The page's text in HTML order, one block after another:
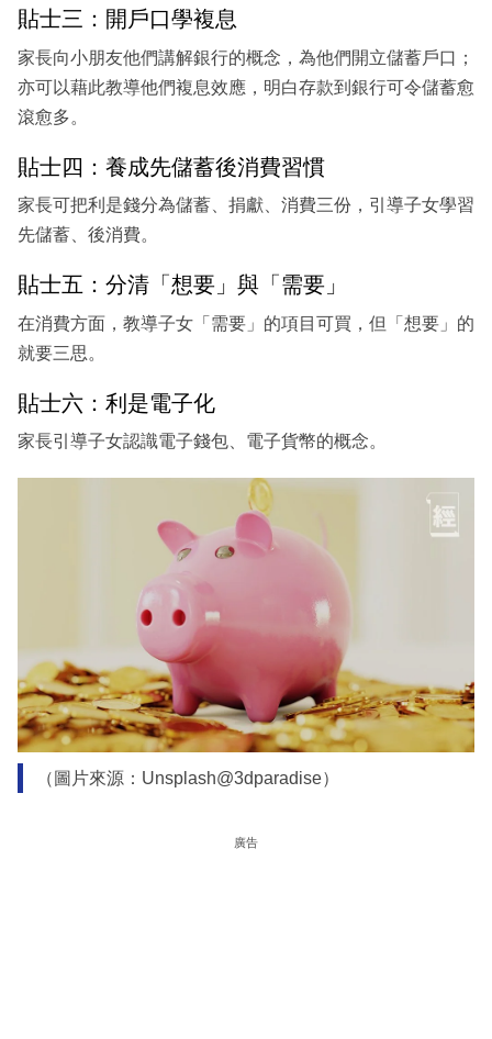
貼士三：開戶口學複息
家長向小朋友他們講解銀行的概念，為他們開立儲蓄戶口；
亦可以藉此教導他們複息效應，明白存款到銀行可令儲蓄愈
滾愈多。
貼士四：養成先儲蓄後消費習慣
家長可把利是錢分為儲蓄、捐獻、消費三份，引導子女學習
先儲蓄、後消費。
貼士五：分清「想要」與「需要」
在消費方面，教導子女「需要」的項目可買，但「想要」的
就要三思。
貼士六：利是電子化
家長引導子女認識電子錢包、電子貨幣的概念。
（圖片來源：Unsplash@3dparadise）
廣告